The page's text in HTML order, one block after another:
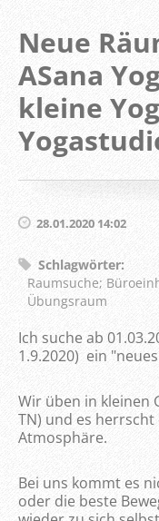
Neue
ASana
kleine
28.01.2020 14:02
Schlagwörter:
Raumsuche;
Übungsraum
Ich suche ab
1.9.2020) ein
Wir üben in kleinen
TN) und es
Atmosphäre.
Bei uns kommt es
oder die beste